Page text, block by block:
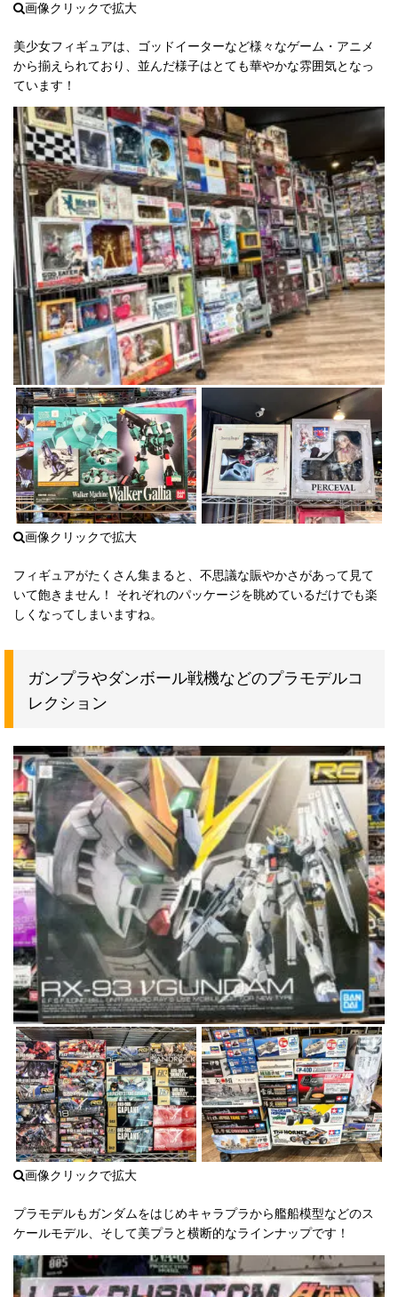
美少女フィギュアは、ゴッドイーターなど様々なゲーム・アニメ
から揃えられており、並んだ様子はとても華やかな雰囲気となっ
ています！
フィギュアがたくさん集まると、不思議な賑やかさがあって見て
いて飽きません！ それぞれのパッケージを眺めているだけでも楽
しくなってしまいますね。
ガンプラやダンボール戦機などのプラモデルコ
レクション
プラモデルもガンダムをはじめキャラプラから艦船模型などのス
ケールモデル、そして美プラと横断的なラインナップです！